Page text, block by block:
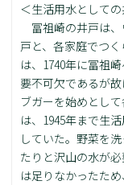
＜生活用水として
冨祖崎の井戸は
戸と、各家庭でつ
は、1740年に冨祖
要不可欠であるが
ブガーを始めとし
は、1945年まで生
していた。野菜を
たりと沢山の水が
は足りなかったた